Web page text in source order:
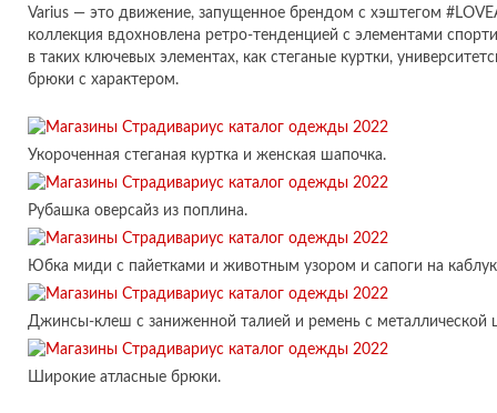
Varius — это движение, запущенное брендом с хэштегом
коллекция вдохновлена ретро-тенденцией с элементами
в таких ключевых элементах, как стеганые куртки,
брюки с характером.
Укороченная стеганая куртка и женская шапочка.
Рубашка оверсайз из поплина.
Юбка миди с пайетками и животным узором и сапоги на
Джинсы-клеш с заниженной талией и ремень с металлической
Широкие атласные брюки.